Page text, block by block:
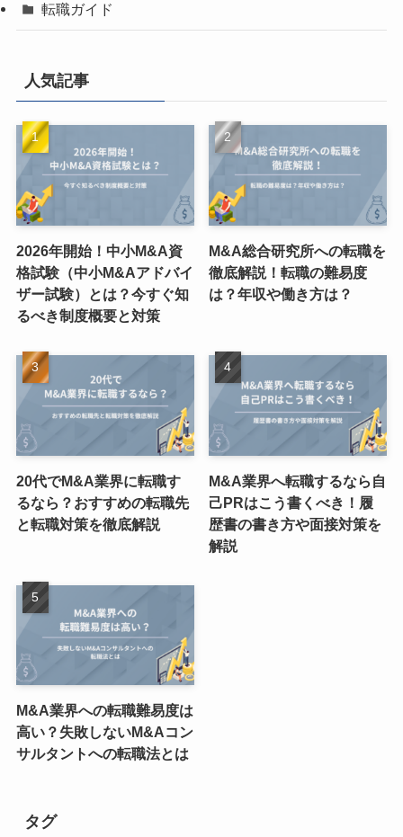
転職ガイド
人気記事
2026年開始！中小M&A資
格試験（中小M&Aアドバイ
ザー試験）とは？今すぐ知
るべき制度概要と対策
M&A総合研究所への転職を
徹底解説！転職の難易度
は？年収や働き方は？
20代でM&A業界に転職す
るなら？おすすめの転職先
と転職対策を徹底解説
M&A業界へ転職するなら自
己PRはこう書くべき！履
歴書の書き方や面接対策を
解説
M&A業界への転職難易度は
高い？失敗しないM&Aコン
サルタントへの転職法とは
タグ